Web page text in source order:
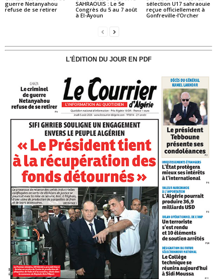
guerre Netanyahou
refuse de se retirer
SAHRAOUIS : Le 5e
Congrès du 5 au 7 août
à El-Ayoun
sélection U17 sahraouie
reçue officiellement à
Gonfreville-l’Orcher
L'ÉDITION DU JOUR EN PDF